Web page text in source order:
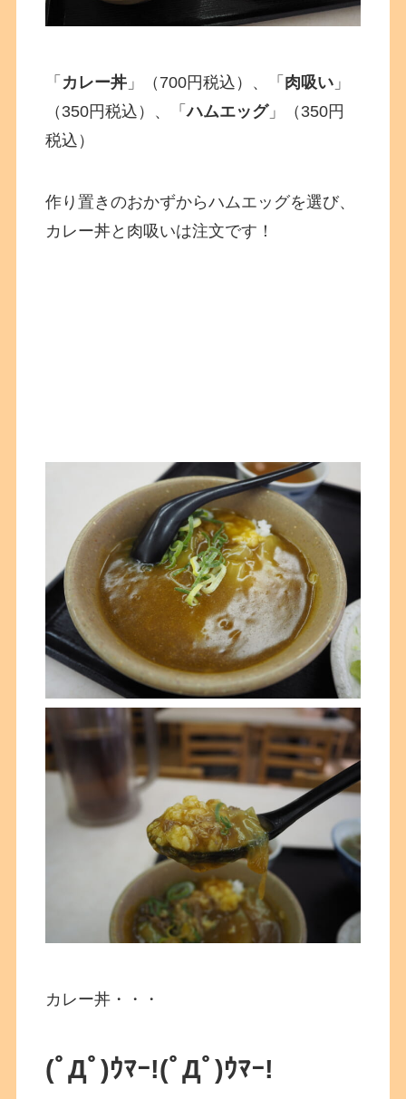
「 カレー丼 」（700円税込）、「 肉吸い 」
（350円税込）、「ハムエッグ」（350円
税込）
作り置きのおかずからハムエッグを選び、
カレー丼と肉吸いは注文です！
カレー丼・・・
(ﾟДﾟ)ｳﾏｰ!(ﾟДﾟ)ｳﾏｰ!